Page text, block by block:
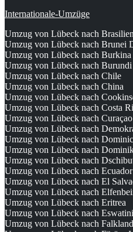
Internationale-Umzüge
Umzug von Lübeck nach Brasilien
Umzug von Lübeck nach Brunei
Umzug von Lübeck nach Burkina
Umzug von Lübeck nach Burundi
Umzug von Lübeck nach Chile
Umzug von Lübeck nach China
Umzug von Lübeck nach
Umzug von Lübeck nach Costa
Umzug von Lübeck nach Curaçao
Umzug von Lübeck nach
Umzug von Lübeck nach
Umzug von Lübeck nach
Umzug von Lübeck nach
Umzug von Lübeck nach Ecuador
Umzug von Lübeck nach El
Umzug von Lübeck nach
Umzug von Lübeck nach Eritrea
Umzug von Lübeck nach Eswatini
Umzug von Lübeck nach